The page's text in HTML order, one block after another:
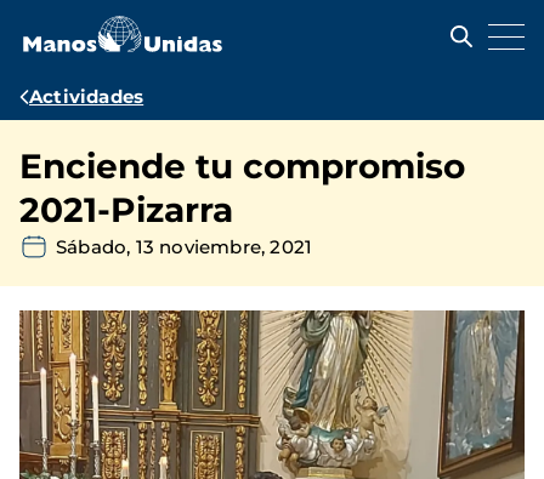
contenido
Ruta
navegación
Actividades
Enciende tu compromiso
2021-Pizarra
Sábado, 13 noviembre, 2021